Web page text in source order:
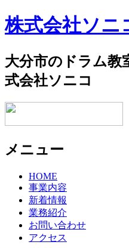
株式会社ソニ
大分市のドラム教
式会社ソニコ
メニュー
HOME
事業内容
新着情報
業務紹介
お問い合わせ
アクセス